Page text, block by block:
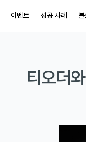
이벤트 성공 사례
티오더